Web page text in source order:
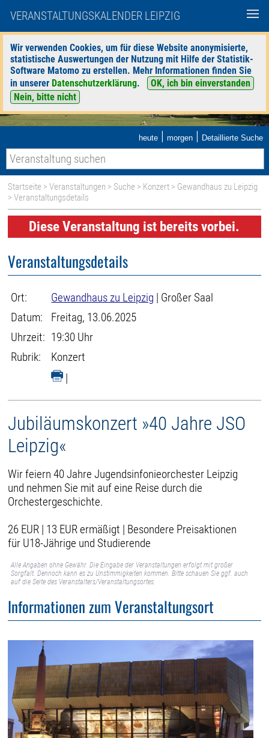
VERANSTALTUNGSKALENDER LEIPZIG
Wir verwenden Cookies, um für diese Website anonymisierte,
statistische Auswertungen der Nutzung mit Hilfe der Statistik-
Software Matomo zu erstellen. Mehr Informationen finden Sie
in unserer Datenschutzerklärung.
OK, ich bin einverstanden
Nein, bitte nicht
heute | morgen | Detaillierte Suche
Startseite >Veranstaltungen > Suche > Konzert > Gewandhaus zu Leipzig
> Veranstaltungsdetails
Diese Veranstaltung ist bereits vorbei.
Veranstaltungsdetails
Ort: Gewandhaus zu Leipzig | Großer Saal
Datum:
Freitag, 13.06.2025
Uhrzeit: 19:30 Uhr
Rubrik:
Konzert
|
Jubiläumskonzert »40 Jahre JSO
Leipzig«
Wir feiern 40 Jahre Jugendsinfonieorchester Leipzig
und nehmen Sie mit auf eine Reise durch die
Orchestergeschichte.
26 EUR | 13 EUR ermäßigt | Besondere Preisaktionen
für U18-Jährige und Studierende
Alle Angaben ohne Gewähr. Die Eingabe der Veranstaltungen erfolgt mit großer
Sorgfalt. Dennoch kann es zu Unstimmigkeiten kommen. Bitte schauen Sie ggf. auch
auf die Seite des Veranstalters/Veranstaltungsortes.
Informationen zum Veranstaltungsort